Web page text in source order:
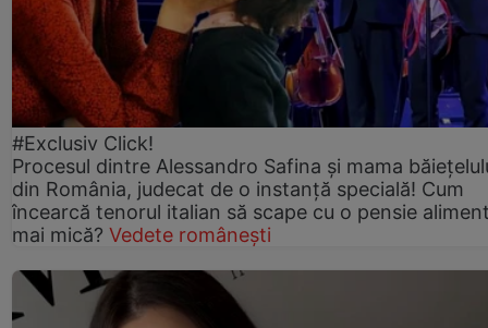
#Exclusiv Click!
Procesul dintre Alessandro Safina și mama
din România, judecat de o instanță specială! Cum
încearcă tenorul italian să scape cu o pensie
mai mică? Vedete românești